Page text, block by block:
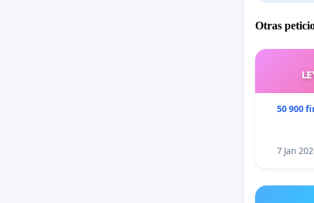
Otras
50 900
7 Jan